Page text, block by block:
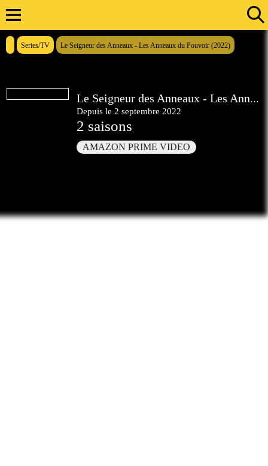
Series/TV Le Seigneur des Anneaux - Les Anneaux du Pouvoir (2022)
Le Seigneur des Anneaux - Les Anneaux du Pouvoir
Depuis le 2 septembre 2022
2 saisons
AMAZON PRIME VIDEO